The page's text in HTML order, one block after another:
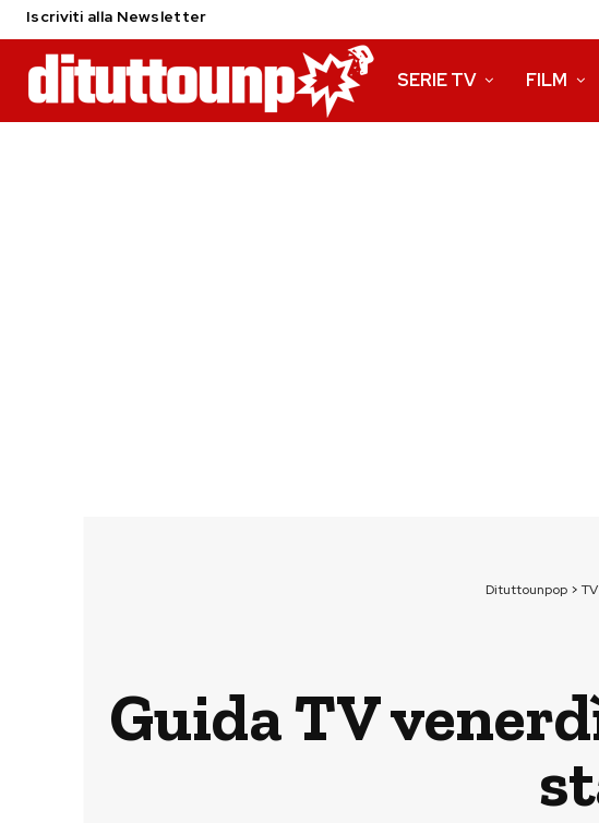
Iscriviti alla Newsletter
SERIE TV FILM
Dituttounpop> TV
Guida TV